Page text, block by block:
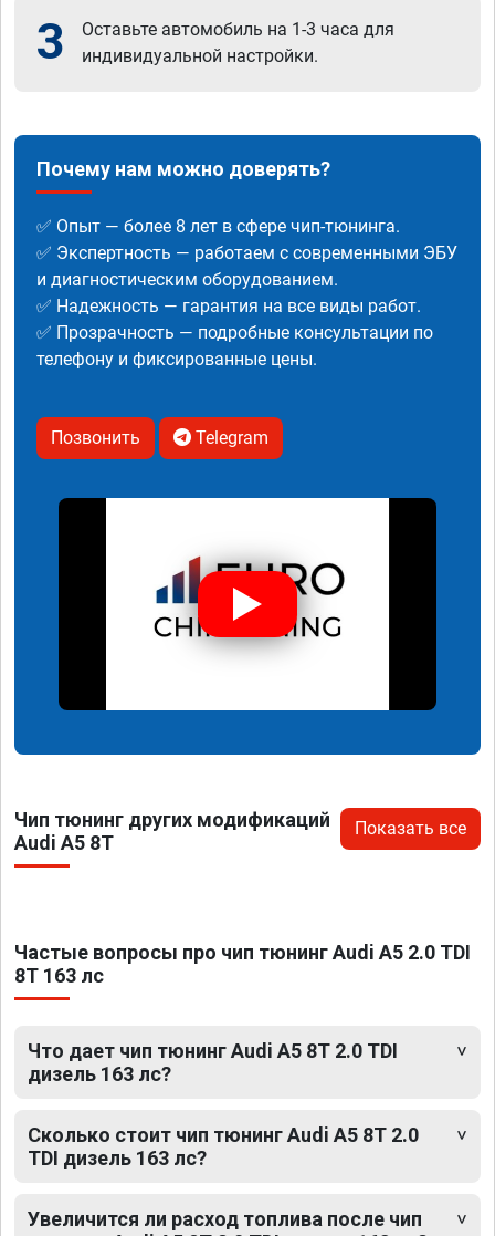
3
Оставьте автомобиль на 1-3 часа для
индивидуальной настройки.
Почему нам можно доверять?
✅ Опыт — более 8 лет в сфере чип-тюнинга.
✅ Экспертность — работаем с современными ЭБУ
и диагностическим оборудованием.
✅ Надежность — гарантия на все виды работ.
✅ Прозрачность — подробные консультации по
телефону и фиксированные цены.
Позвонить Telegram
Чип тюнинг других модификаций
Audi A5 8T
Показать все
Частые вопросы про чип тюнинг Audi A5 2.0 TDI
8T 163 лс
Что дает чип тюнинг Audi A5 8T 2.0 TDI
дизель 163 лс?
Сколько стоит чип тюнинг Audi A5 8T 2.0
TDI дизель 163 лс?
Увеличится ли расход топлива после чип